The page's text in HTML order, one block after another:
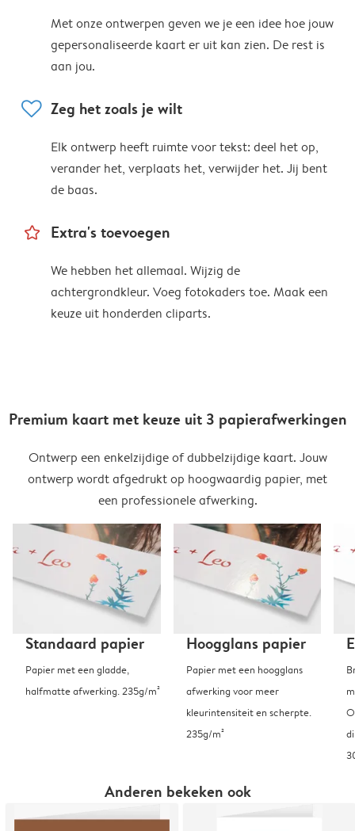
Met onze ontwerpen geven we je een idee hoe jouw
gepersonaliseerde kaart er uit kan zien. De rest is
aan jou.
heart Zeg het zoals je wilt
Elk ontwerp heeft ruimte voor tekst: deel het op,
verander het, verplaats het, verwijder het. Jij bent
de baas.
star_outline Extra's toevoegen
We hebben het allemaal. Wijzig de
achtergrondkleur. Voeg fotokaders toe. Maak een
keuze uit honderden cliparts.
Premium kaart met keuze uit 3 papierafwerkingen
Ontwerp een enkelzijdige of dubbelzijdige kaart. Jouw
ontwerp wordt afgedrukt op hoogwaardig papier, met
een professionele afwerking.
Standaard papier
Papier met een gladde,
halfmatte afwerking. 235g/m²
Hoogglans papier
Papier met een hoogglans
afwerking voor meer
kleurintensiteit en scherpte.
235g/m²
Anderen bekeken ook